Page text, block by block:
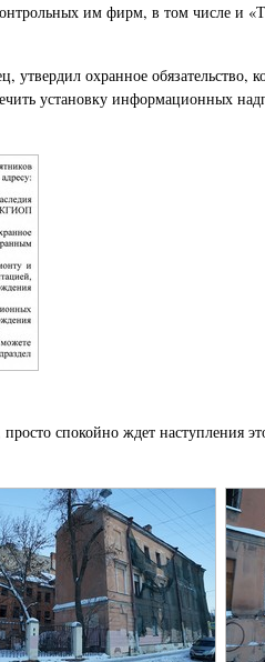
им фирм, в том числе и
охранное обязательство,
установку информационных
спокойно ждет наступления